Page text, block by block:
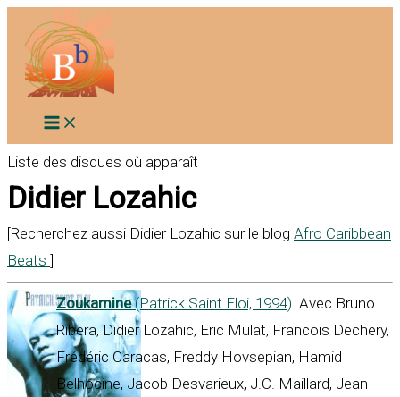
contenu
Liste des disques où apparaît
Didier Lozahic
[Recherchez aussi Didier Lozahic sur le blog Afro Caribbean
Beats ]
Zoukamine(Patrick Saint Eloi, 1994). Avec Bruno
Ribera, Didier Lozahic, Eric Mulat, Francois Dechery,
Frédéric Caracas, Freddy Hovsepian, Hamid
Belhocine, Jacob Desvarieux, J.C. Maillard, Jean-